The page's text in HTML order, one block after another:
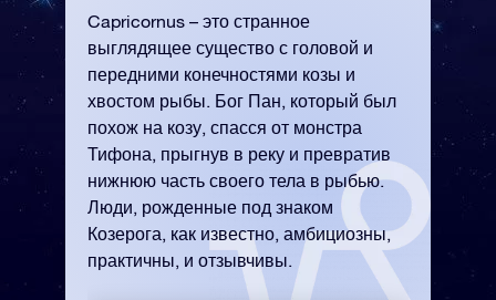
Capricornus – это странное
выглядящее существо с головой и
передними конечностями козы и
хвостом рыбы. Бог Пан, который был
похож на козу, спасся от монстра
Тифона, прыгнув в реку и превратив
нижнюю часть своего тела в рыбью.
Люди, рожденные под знаком
Козерога, как известно, амбициозны,
практичны, и отзывчивы.